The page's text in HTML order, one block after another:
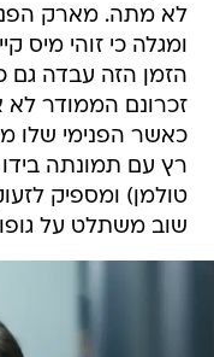
לא מתה. מארק
ומגלה כי זוהי מיס
הזמן הזה עבדה גם
זכרונם הממודר לא
כאשר הפנימי שלו
רץ עם תמונתה בידו
טולמן) ומספיק
שוב משתלט על